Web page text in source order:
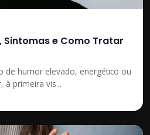
Sintomas e Como Tratar
de humor elevado, energético ou
à primeira vis...